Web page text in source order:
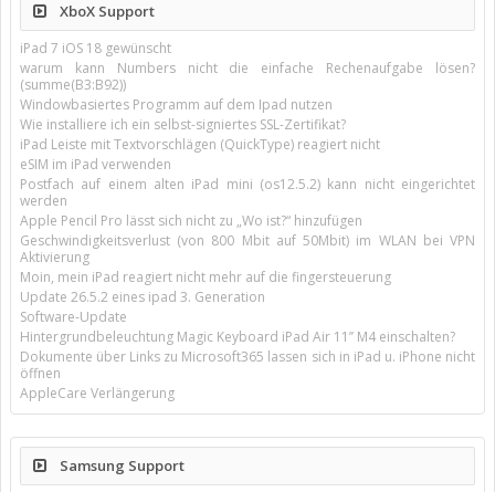
XboX Support
iPad 7 iOS 18 gewünscht
warum kann Numbers nicht die einfache Rechenaufgabe lösen?
(summe(B3:B92))
Windowbasiertes Programm auf dem Ipad nutzen
Wie installiere ich ein selbst-signiertes SSL-Zertifikat?
iPad Leiste mit Textvorschlägen (QuickType) reagiert nicht
eSIM im iPad verwenden
Postfach auf einem alten iPad mini (os12.5.2) kann nicht eingerichtet
werden
Apple Pencil Pro lässt sich nicht zu „Wo ist?“ hinzufügen
Geschwindigkeitsverlust (von 800 Mbit auf 50Mbit) im WLAN bei VPN
Aktivierung
Moin, mein iPad reagiert nicht mehr auf die fingersteuerung
Update 26.5.2 eines ipad 3. Generation
Software-Update
Hintergrundbeleuchtung Magic Keyboard iPad Air 11’’ M4 einschalten?
Dokumente über Links zu Microsoft365 lassen sich in iPad u. iPhone nicht
öffnen
AppleCare Verlängerung
Samsung Support